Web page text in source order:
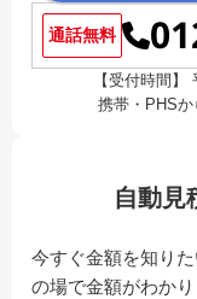
通話無料
【受付時間】
携帯・PHSか
自動見
今すぐ金額を知り
の場で金額がわかり